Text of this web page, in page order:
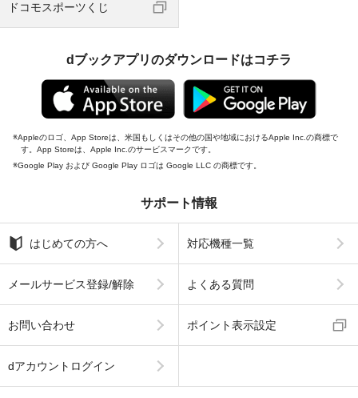
ドコモスポーツくじ
dブックアプリのダウンロードはコチラ
Appleのロゴ、App Storeは、米国もしくはその他の国や地域におけるApple Inc.の商標で
す。App Storeは、Apple Inc.のサービスマークです。
Google Play および Google Play ロゴは Google LLC の商標です。
サポート情報
はじめての方へ 対応機種一覧
メールサービス登録/解除 よくある質問
お問い合わせ ポイント表示設定
dアカウントログイン